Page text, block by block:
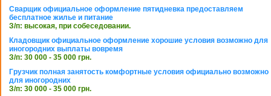
Сварщик официальное оформление пятидневка предоставляем
бесплатное жилье и питание
З/п: высокая, при собеседовании.
Кладовщик официальное оформление хорошие условия возможно для
иногородних выплаты вовремя
З/п: 30 000 - 35 000 грн.
Грузчик полная занятость комфортные условия официально возможно
для иногородних
З/п: 30 000 - 35 000 грн.